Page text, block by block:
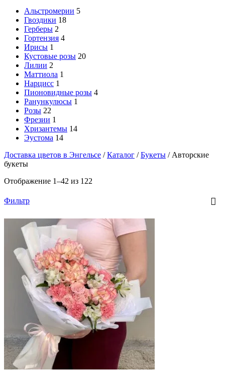
Альстромерии 5
Гвоздики 18
Герберы 2
Гортензия 4
Ирисы 1
Кустовые розы 20
Лилии 2
Маттиола 1
Нарцисс 1
Пионовидные розы 4
Ранункулюсы 1
Розы 22
Фрезии 1
Хризантемы 14
Эустома 14
Доставка цветов в Энгельсе / Каталог / Букеты /Авторские
букеты
Отображение 1–42 из 122
Фильтр